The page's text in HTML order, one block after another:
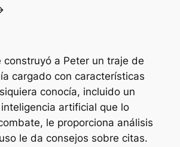
construyó a Peter un traje de
cargado con características
conocía, incluido un
artificial que lo
le proporciona análisis
le da consejos sobre citas.